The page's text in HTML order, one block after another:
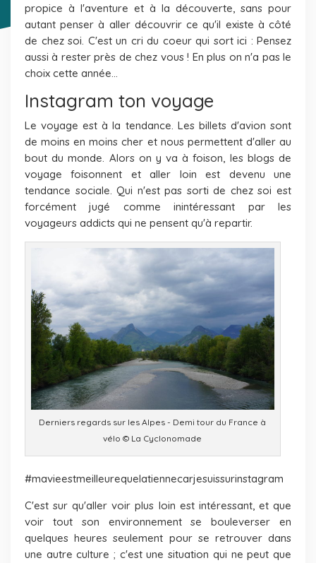
propice à l'aventure et à la découverte, sans pour
autant penser à aller découvrir ce qu'il existe à côté
de chez soi. C'est un cri du coeur qui sort ici : Pensez
aussi à rester près de chez vous ! En plus on n'a pas le
choix cette année...
Instagram ton voyage
Le voyage est à la tendance. Les billets d'avion sont
de moins en moins cher et nous permettent d'aller au
bout du monde. Alors on y va à foison, les blogs de
voyage foisonnent et aller loin est devenu une
tendance sociale. Qui n'est pas sorti de chez soi est
forcément jugé comme inintéressant par les
voyageurs addicts qui ne pensent qu'à repartir.
Derniers regards sur les Alpes - Demi tour du France à
vélo © La Cyclonomade
#mavieestmeilleurequelatiennecarjesuissurinstagram
C'est sur qu'aller voir plus loin est intéressant, et que
voir tout son environnement se bouleverser en
quelques heures seulement pour se retrouver dans
une autre culture ; c'est une situation qui ne peut que